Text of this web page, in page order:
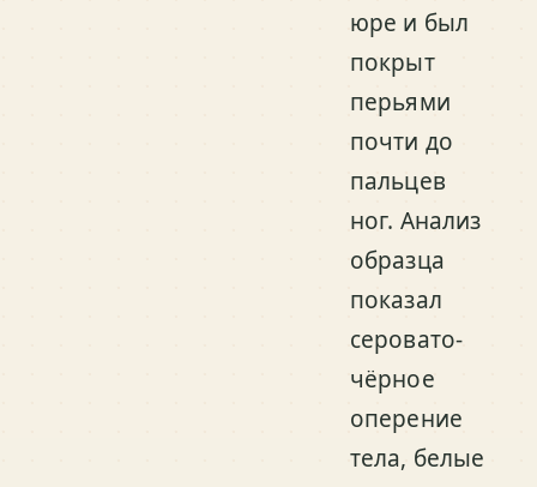
юре и был
покрыт
перьями
почти до
пальцев
ног. Анализ
образца
показал
серовато-
чёрное
оперение
тела, белые